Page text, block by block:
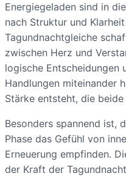
Energiegeladen sind in
nach Struktur und
Tagundnachtgleiche
zwischen Herz und
logische Entscheidungen
Handlungen miteinander
Stärke entsteht, die beide
Besonders spannend ist,
Phase das Gefühl von
Erneuerung empfinden.
der Kraft der